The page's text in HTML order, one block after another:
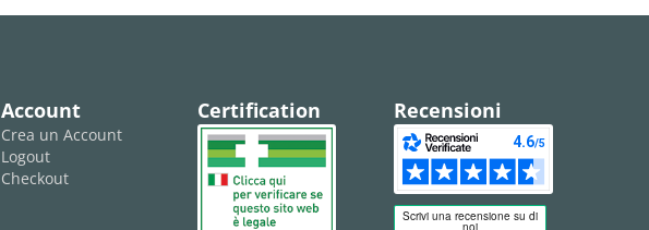
Account
Crea un Account
Logout
Checkout
Certification Recensioni